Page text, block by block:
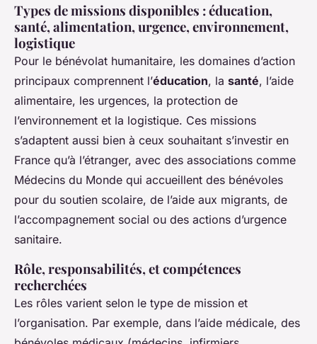
Types de missions disponibles : éducation,
santé, alimentation, urgence, environnement,
logistique
Pour le bénévolat humanitaire, les domaines d’action
principaux comprennent l’éducation, la santé, l’aide
alimentaire, les urgences, la protection de
l’environnement et la logistique. Ces missions
s’adaptent aussi bien à ceux souhaitant s’investir en
France qu’à l’étranger, avec des associations comme
Médecins du Monde qui accueillent des bénévoles
pour du soutien scolaire, de l’aide aux migrants, de
l’accompagnement social ou des actions d’urgence
sanitaire.
Rôle, responsabilités, et compétences
recherchées
Les rôles varient selon le type de mission et
l’organisation. Par exemple, dans l’aide médicale, des